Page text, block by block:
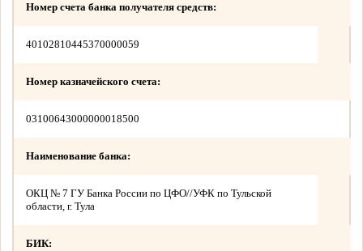
Номер счета банка получателя средств:
40102810445370000059
Номер казначейского счета:
03100643000000018500
Наименование банка:
ОКЦ № 7 ГУ Банка России по ЦФО//УФК по Тульской
области, г. Тула
БИК: